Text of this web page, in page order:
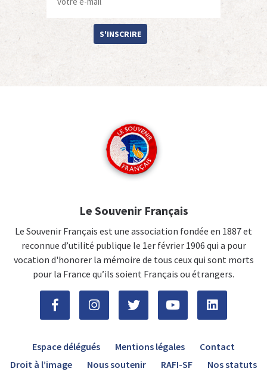
S'INSCRIRE
Le Souvenir Français
Le Souvenir Français est une association fondée en 1887 et
reconnue d’utilité publique le 1er février 1906 qui a pour
vocation d'honorer la mémoire de tous ceux qui sont morts
pour la France qu’ils soient Français ou étrangers.
Espace délégués Mentions légales
Contact
Droit à l’image
Nous soutenir RAFI-SF Nos statuts